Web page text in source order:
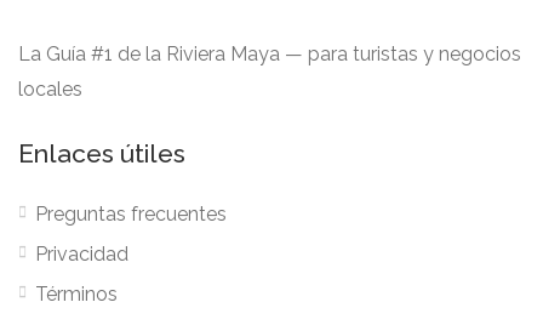
La Guía #1 de la Riviera Maya — para turistas y negocios
locales
Enlaces útiles
Preguntas frecuentes
Privacidad
Términos